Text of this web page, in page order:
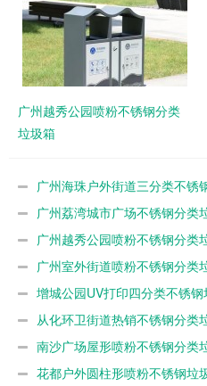
广州越秀公园喷粉不锈钢分类
垃圾箱
广州海珠户外街道三分类不锈
广州荔湾城市广场不锈钢分类
广州越秀公园喷粉不锈钢分类
广州室外街道喷粉不锈钢分类
增城公园UV打印四分类不锈钢
从化环卫街道热销不锈钢分类
南沙广场屋形喷粉不锈钢分类
花都户外圆柱形喷粉不锈钢垃